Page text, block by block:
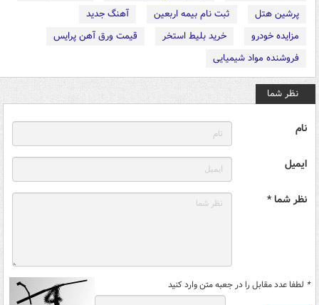
پرشین هتل
ثبت نام بیمه اربعین
آهنگ جدید
مزایده خودرو
خرید بلیط استخر
قیمت ورق آهن پرایس
فروشنده مواد شیمیایی
نظر شما
نام
ایمیل
نظر شما *
* لطفا عدد مقابل را در جعبه متن وارد کنید